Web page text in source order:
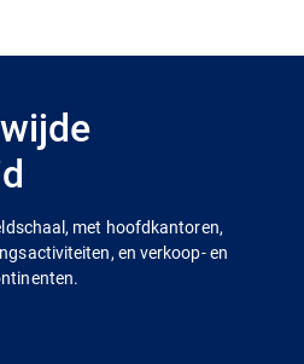
met hoofdkantoren,
en verkoop- en